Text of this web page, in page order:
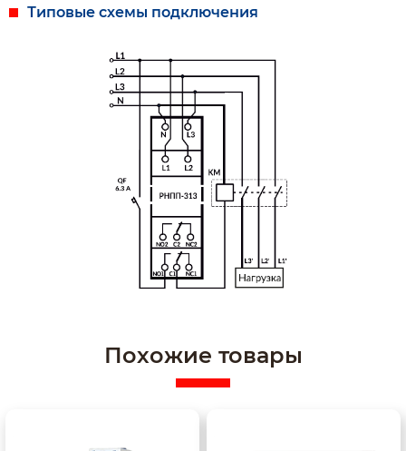
задержки срабатывания защиты по перекосу фаз.
Типовые схемы подключения
Похожие товары